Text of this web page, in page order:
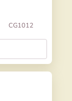
CG1012